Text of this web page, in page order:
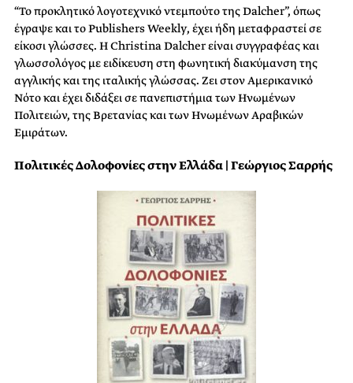
“Το προκλητικό λογοτεχνικό ντεμπούτο της Dalcher”, όπως
έγραψε και το Publishers Weekly, έχει ήδη μεταφραστεί σε
είκοσι γλώσσες. Η Christina Dalcher είναι συγγραφέας και
γλωσσολόγος με ειδίκευση στη φωνητική διακύμανση της
αγγλικής και της ιταλικής γλώσσας. Ζει στον Αμερικανικό
Νότο και έχει διδάξει σε πανεπιστήμια των Ηνωμένων
Πολιτειών, της Βρετανίας και των Ηνωμένων Αραβικών
Εμιράτων.
Πολιτικές Δολοφονίες στην Ελλάδα | Γεώργιος Σαρρής